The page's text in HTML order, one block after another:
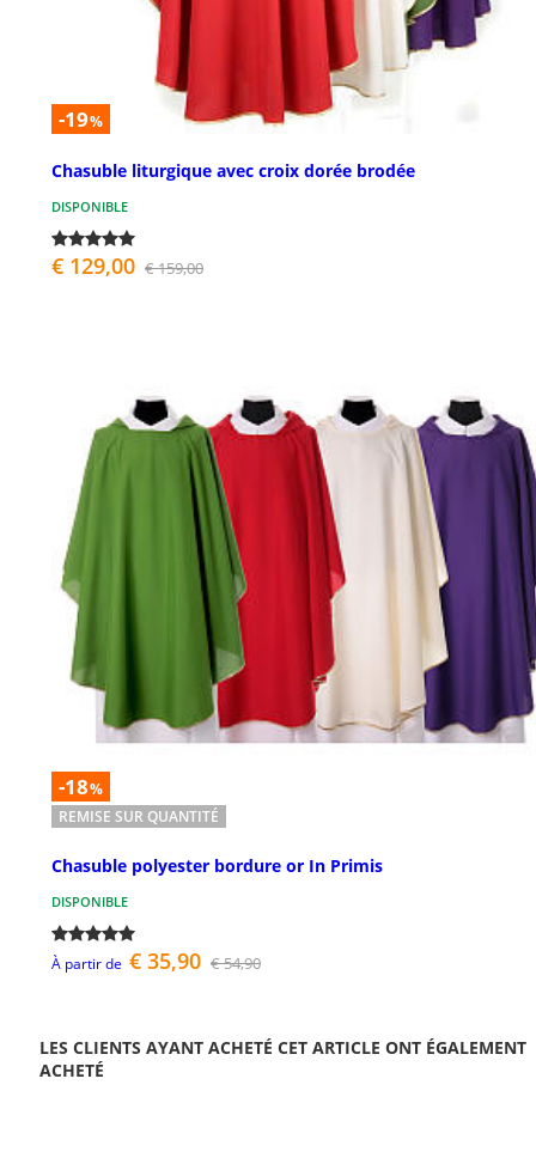
-19%
Chasuble liturgique avec croix dorée brodée
DISPONIBLE
€ 129,00 € 159,00
-18%
REMISE SUR QUANTITÉ
Chasuble polyester bordure or In Primis
DISPONIBLE
À partir de € 35,90 € 54,90
LES CLIENTS AYANT ACHETÉ CET ARTICLE ONT ÉGALEMENT
ACHETÉ